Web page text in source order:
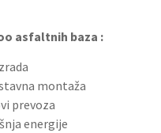
asfaltnih baza :
montaža
prevoza
energije